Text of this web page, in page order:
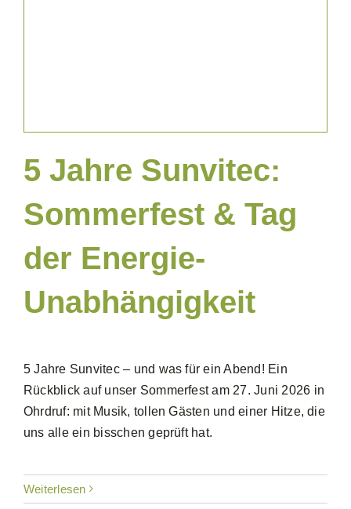
5 Jahre Sunvitec:
Sommerfest & Tag
der Energie-
Unabhängigkeit
5 Jahre Sunvitec – und was für ein Abend! Ein
Rückblick auf unser Sommerfest am 27. Juni 2026 in
Ohrdruf: mit Musik, tollen Gästen und einer Hitze, die
uns alle ein bisschen geprüft hat.
Weiterlesen